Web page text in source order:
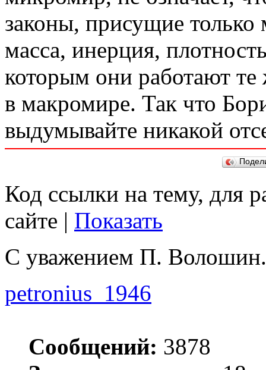
законы, присущие
масса, инерция,
которым они работают
в макромире. Так что
выдумывайте никакой
Код ссылки на тему, для
сайте | Показать
С уважением П. Волошин.
petronius_1946
Сообщений: 3878